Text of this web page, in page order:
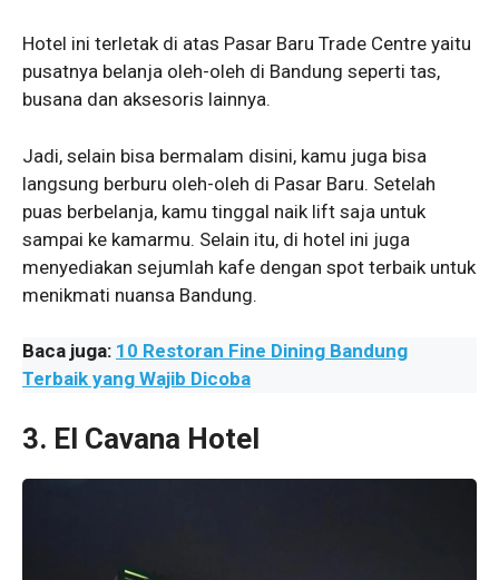
Hotel ini terletak di atas Pasar Baru Trade Centre yaitu
pusatnya belanja oleh-oleh di Bandung seperti tas,
busana dan aksesoris lainnya.
Jadi, selain bisa bermalam disini, kamu juga bisa
langsung berburu oleh-oleh di Pasar Baru. Setelah
puas berbelanja, kamu tinggal naik lift saja untuk
sampai ke kamarmu. Selain itu, di hotel ini juga
menyediakan sejumlah kafe dengan spot terbaik untuk
menikmati nuansa Bandung.
Baca juga: 10 Restoran Fine Dining Bandung
Terbaik yang Wajib Dicoba
3. El Cavana Hotel